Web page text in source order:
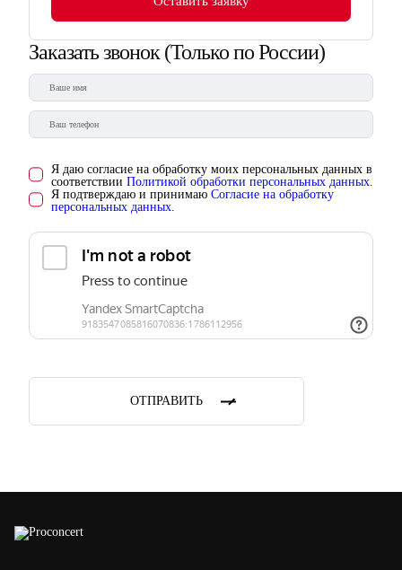
Заказать звонок (Только по России)
Я даю согласие на обработку моих персональных данных в
соответствии Политикой обработки персональных данных.
Я подтверждаю и принимаю Согласие на обработку
персональных данных.
ОТПРАВИТЬ